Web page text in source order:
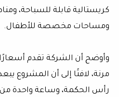
كريستالية قابلة للسباحة،
ومساحات مخصصة للأطفال.
وأوضح أن الشركة تقدم
رأس الحكمة، وساعة واحدة من